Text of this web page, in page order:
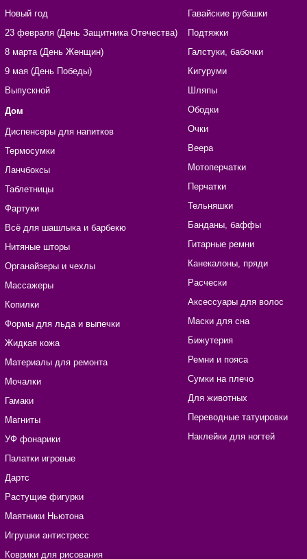
Новый год
23 февраля (День Защитника Отечества)
8 марта (День Женщин)
9 мая (День Победы)
Выпускной
Дом
Диспенсеры для напитков
Термосумки
Ланчбоксы
Таблетницы
Фартуки
Всё для шашлыка и барбекю
Нитяные шторы
Органайзеры и чехлы
Массажеры
Копилки
Формы для льда и выпечки
Жидкая кожа
Материалы для ремонта
Мочалки
Гамаки
Магниты
УФ фонарики
Палатки игровые
Дартс
Растущие фигурки
Маятники Ньютона
Игрушки антистресс
Коврики для рисования
Гавайские рубашки
Подтяжки
Галстуки, бабочки
Кигуруми
Шляпы
Ободки
Очки
Веера
Мотоперчатки
Перчатки
Тельняшки
Банданы, баффы
Гитарные ремни
Канекалоны, пряди
Расчески
Аксессуары для волос
Маски для сна
Бижутерия
Ремни и пояса
Сумки на плечо
Для животных
Переводные татуировки
Наклейки для ногтей